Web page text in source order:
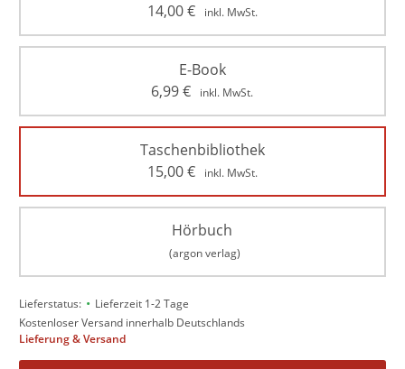
14,00€ inkl. MwSt.
E-Book
6,99€ inkl. MwSt.
Taschenbibliothek
15,00€ inkl. MwSt.
Hörbuch
(argon verlag)
Lieferstatus: • Lieferzeit 1-2 Tage
Kostenloser Versand innerhalb Deutschlands
Lieferung & Versand